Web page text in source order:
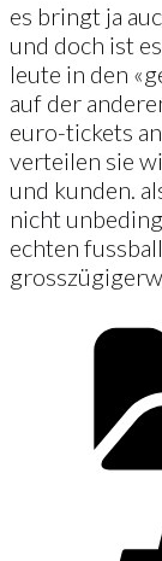
es bringt ja
und doch ist
leute in den
auf der
euro-tickets
verteilen sie
und kunden.
nicht
echten